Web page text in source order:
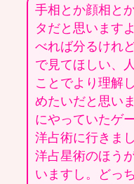
手相とか顔相と
タだと思います
べれば分るけれ
で見てほしい、
ことでより理解
めたいだと思い
にやっていたゲ
洋占術に行きま
洋占星術のほう
いますし。どっ